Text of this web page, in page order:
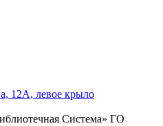
12А, левое крыло
Система» ГО